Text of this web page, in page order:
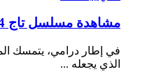
مشاهدة مسلسل تاج 2024
في إطار درامي، يتمسك
الذي يجعله ...